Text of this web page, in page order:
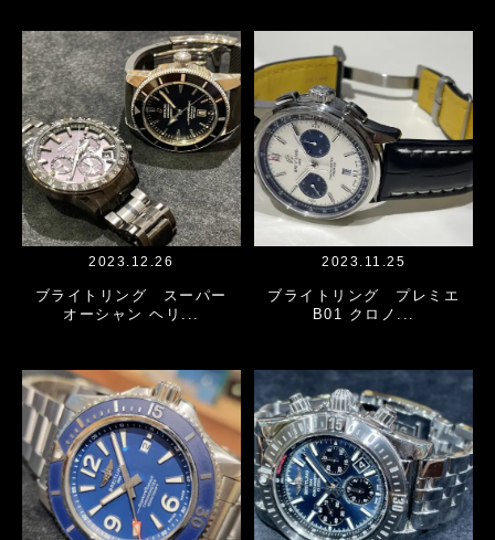
2023.12.26
ブライトリング スーパー
オーシャン ヘリ...
2023.11.25
ブライトリング プレミエ
B01 クロノ...